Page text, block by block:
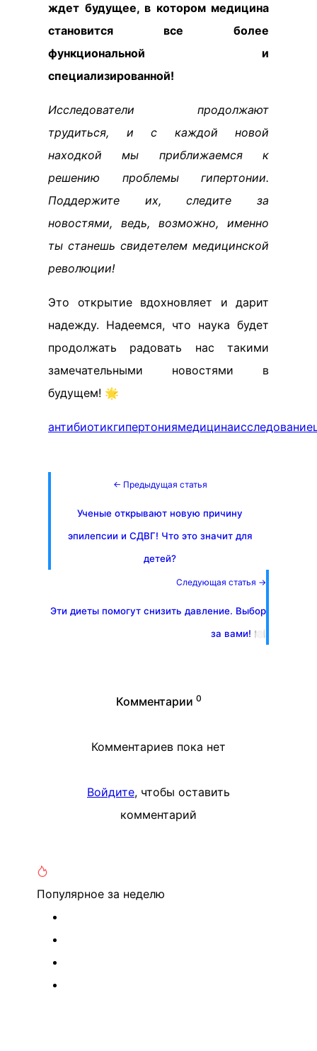
ждет будущее, в котором медицина
становится все более
функциональной и
специализированной!
Исследователи продолжают
трудиться, и с каждой новой
находкой мы приближаемся к
решению проблемы гипертонии.
Поддержите их, следите за
новостями, ведь, возможно, именно
ты станешь свидетелем медицинской
революции!
Это открытие вдохновляет и дарит
надежду. Надеемся, что наука будет
продолжать радовать нас такими
замечательными новостями в
будущем! 🌟
антибиотикгипертониямедицинаисследование
← Предыдущая статья
Ученые открывают новую причину
эпилепсии и СДВГ! Что это значит для
детей?
Следующая статья →
Эти диеты помогут снизить давление. Выбор
за вами! 🍽️
Комментарии 0
Комментариев пока нет
Войдите, чтобы оставить
комментарий
Популярное за неделю